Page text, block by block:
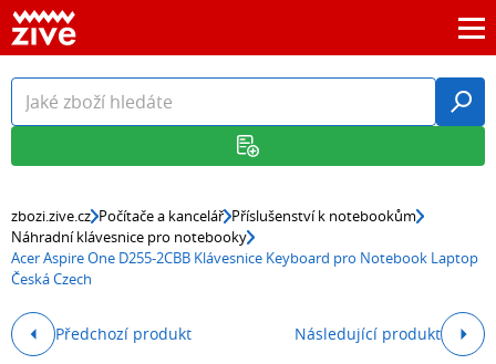
zbozi.zive.cz Počítače a kancelář Příslušenství k notebookům
Náhradní klávesnice pro notebooky
Acer Aspire One D255-2CBB Klávesnice Keyboard pro Notebook Laptop
Česká Czech
Předchozí produkt Následující produkt